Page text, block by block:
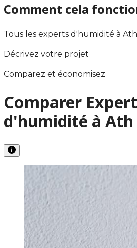
Comment cela
Tous les experts d'humidité à Ath
Décrivez votre projet
Comparez et économisez
Comparer
d'humidité à Ath